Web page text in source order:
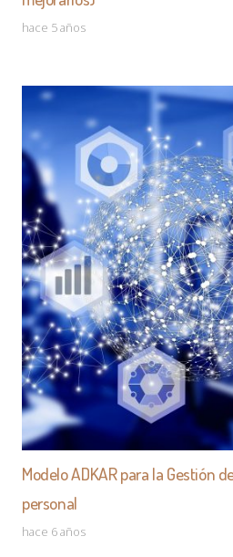
hace 5 años
Modelo ADKAR para la Gestión
personal
hace 6 años